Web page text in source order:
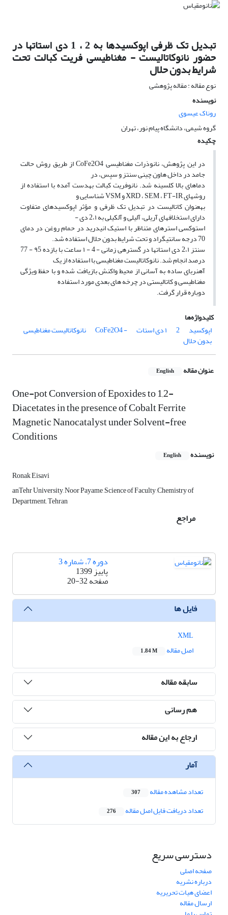
تبدیل تک ظرفی اپوکسیدها به 2 ، 1 دی استاتها در
حضور نانوکاتالیست - مغناطیسی فریت کبالت تحت
شرایط بدون حلال
نوع مقاله : مقاله پژوهشی
نویسنده
روناک عیسوی
گروه شیمی، دانشگاه پیام نور، تهران
چکیده
در این پژوهش، نانوذرات مغناطیسی CoFe2O4 از طریق روش حالت
جامد در داخل هاون چینی سنتز و سپس، در
دماهای بالا کلسینه شد. نانوفریت کبالت بهدست آمده با استفاده از
روشهای XRD ، SEM ، FT-IR و VSM شناسایی و
بهعنوان کاتالیست در تبدیل تک ظرفی و مؤثر اپوکسیدهای متفاوت
دارای استخلافهای آریلی، آلیلی و آلکیلی به 2،۱ دی -
استوکسی استرهای متناظر با استیک انیدرید در حمام روغن در دمای
70 درجه سانتیگراد و تحت شرایط بدون حلال استفاده شد.
سنتز 2،۱ دی استاتها در گسترهی زمانی - 4 - ۱ ساعت با بازده ۹5 - 77
درصد انجام شد. نانوکاتالیست مغناطیسی با استفاده از یک
آهنربای ساده به آسانی از محیط واکنش بازیافت شده و با حفظ ویژگی
مغناطیسی و کاتالیستی در چرخه های بعدی مورد استفاده
دوباره قرار گرفت.
کلیدواژه‌ها
اپوکسید
2 ۱ دی استات - CoFe2O4 نانوکاتالیست مغناطیسی
بدون حلال
عنوان مقاله English
One-pot Conversion of Epoxides to 1,2-
Diacetates in the presence of Cobalt Ferrite
Magnetic Nanocatalyst under Solvent-free
Conditions
نویسنده English
Ronak Eisavi
anTehr University, Noor Payame ,Science of Faculty ,Chemistry of
Department,, Tehran
مراجع
دوره 7، شماره 3
پاییز 1399
صفحه20-32
فایل ها
اصل مقاله
1.84 M
سابقه مقاله
هم رسانی
ارجاع به این مقاله
آمار
تعداد مشاهده مقاله 307
تعداد دریافت فایل اصل مقاله 276
دسترسی سریع
صفحه اصلی
درباره نشریه
اعضای هیات تحریریه
ارسال مقاله